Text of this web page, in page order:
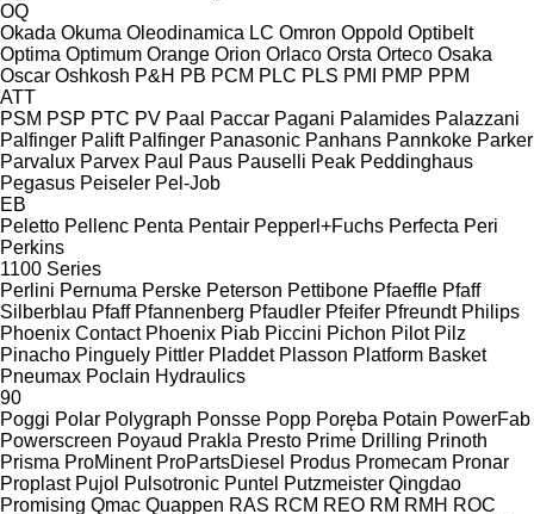
OQ
Okada Okuma Oleodinamica LC Omron Oppold Optibelt
Optima Optimum Orange Orion Orlaco Orsta Orteco Osaka
Oscar Oshkosh P&H PB PCM PLC PLS PMI PMP PPM
ATT
PSM PSP PTC PV Paal Paccar Pagani Palamides Palazzani
Palfinger Palift Palfinger Panasonic Panhans Pannkoke Parker
Parvalux Parvex Paul Paus Pauselli Peak Peddinghaus
Pegasus Peiseler Pel-Job
EB
Peletto Pellenc Penta Pentair Pepperl+Fuchs Perfecta Peri
Perkins
1100 Series
Perlini Pernuma Perske Peterson Pettibone Pfaeffle Pfaff
Silberblau Pfaff Pfannenberg Pfaudler Pfeifer Pfreundt Philips
Phoenix Contact Phoenix Piab Piccini Pichon Pilot Pilz
Pinacho Pinguely Pittler Pladdet Plasson Platform Basket
Pneumax Poclain Hydraulics
90
Poggi Polar Polygraph Ponsse Popp Poręba Potain PowerFab
Powerscreen Poyaud Prakla Presto Prime Drilling Prinoth
Prisma ProMinent ProPartsDiesel Produs Promecam Pronar
Proplast Pujol Pulsotronic Puntel Putzmeister Qingdao
Promising Qmac Quappen RAS RCM REO RM RMH ROC